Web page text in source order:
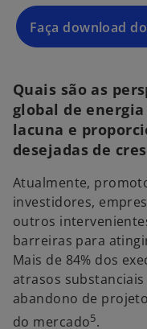
Faça download
Quais são as
global de
lacuna e
desejadas de
Atualmente,
investidores,
outros
barreiras para
Mais de 84% dos
atrasos
abandono de
do mercado5.